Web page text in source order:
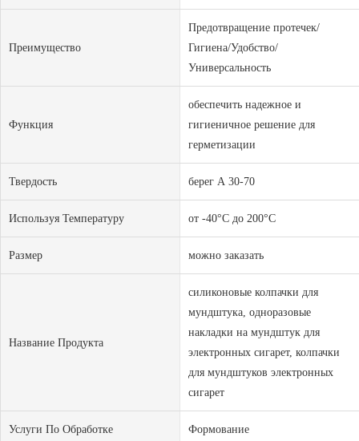
Преимущество
Предотвращение протечек/
Гигиена/Удобство/
Универсальность
Функция
обеспечить надежное и
гигиеничное решение для
герметизации
Твердость берег А 30-70
Используя Температуру от -40°C до 200°C
Размер можно заказать
Название Продукта
силиконовые колпачки для
мундштука, одноразовые
накладки на мундштук для
электронных сигарет, колпачки
для мундштуков электронных
сигарет
Услуги По Обработке Формование